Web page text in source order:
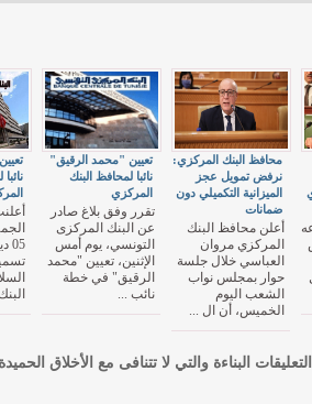
تعيين "محمد الرقيق"
نائبا لمحافظ البنك
المركزي
تقرر وفق بلاغ صادر
عن البنك المركزى
التونسي، يوم أمس
الإثنين، تعيين "محمد
الرقيق" في خطة
نائب ...
محافظ البنك المركزي:
نرفض تمويل عجز
الميزانية التكميلي دون
ضمانات
أعلن محافظ البنك
المركزي مروان
العباسي خلال جلسة
حوار بمجلس نواب
الشعب اليوم
الخميس، أن ال ...
البناءة والتي لا تتنافى مع الأخلاق الحميدة